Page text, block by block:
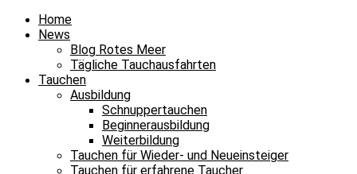
Home
News
Blog Rotes Meer
Tägliche Tauchausfahrten
Tauchen
Ausbildung
Schnuppertauchen
Beginnerausbildung
Weiterbildung
Tauchen für Wieder- und Neueinsteiger
Tauchen für erfahrene Taucher